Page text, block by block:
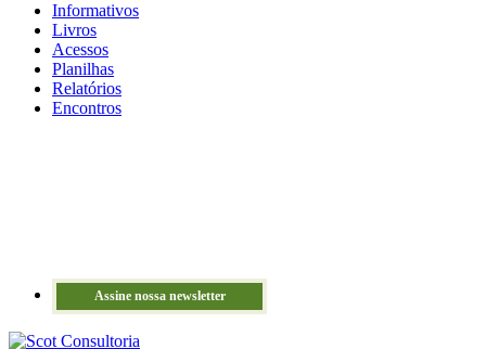
Informativos
Livros
Acessos
Planilhas
Relatórios
Encontros
Assine nossa newsletter